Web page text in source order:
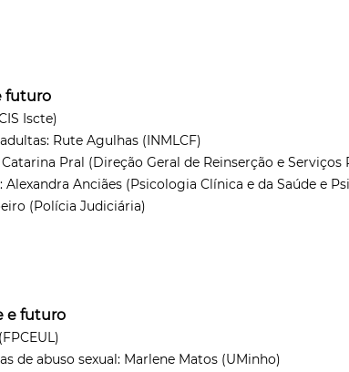
futuro
Iscte)
Rute Agulhas (INMLCF)
Pral (Direção Geral de Reinserção e Serviços
Alexandra Anciães (Psicologia Clínica e da Saúde e
(Polícia Judiciária)
e futuro
de abuso sexual: Marlene Matos (UMinho)